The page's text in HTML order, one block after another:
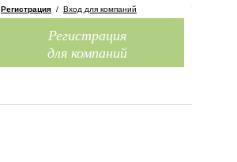
Регистрация / Вход для компаний
Регистрация
для компаний